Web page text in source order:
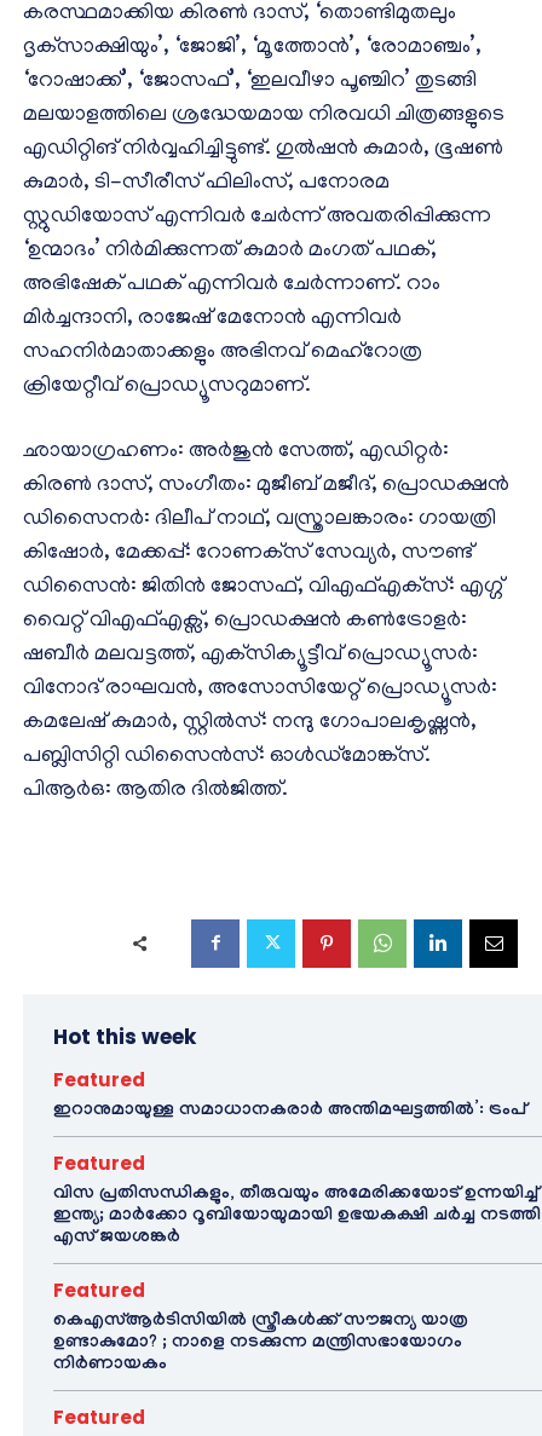
കരസ്ഥമാക്കിയ കിരൺ ദാസ്, ‘തൊണ്ടിമുതലും
ദൃക്‌സാക്ഷിയും’, ‘ജോജി’, ‘മൂത്തോൻ’, ‘രോമാഞ്ചം’,
‘റോഷാക്ക്’, ‘ജോസഫ്’, ‘ഇലവീഴാ പൂഞ്ചിറ’ തുടങ്ങി
മലയാളത്തിലെ ശ്രദ്ധേയമായ നിരവധി ചിത്രങ്ങളുടെ
എഡിറ്റിങ് നിർവ്വഹിച്ചിട്ടുണ്ട്. ഗുൽഷൻ കുമാർ, ഭൂഷൺ
കുമാർ, ടി-സീരീസ് ഫിലിംസ്, പനോരമ
സ്റ്റുഡിയോസ് എന്നിവർ ചേർന്ന് അവതരിപ്പിക്കുന്ന
‘ഉന്മാദം’ നിർമിക്കുന്നത് കുമാർ മംഗത് പഥക്,
അഭിഷേക് പഥക് എന്നിവർ ചേർന്നാണ്. റാം
മിർച്ചന്ദാനി, രാജേഷ് മേനോൻ എന്നിവർ
സഹനിർമാതാക്കളും അഭിനവ് മെഹ്‌റോത്ര
ക്രിയേറ്റീവ് പ്രൊഡ്യൂസറുമാണ്.
ഛായാഗ്രഹണം: അർജുൻ സേത്ത്, എഡിറ്റർ:
കിരൺ ദാസ്, സംഗീതം: മുജീബ് മജീദ്, പ്രൊഡക്ഷൻ
ഡിസൈനർ: ദിലീപ് നാഥ്, വസ്ത്രാലങ്കാരം: ഗായത്രി
കിഷോർ, മേക്കപ്പ്: റോണക്‌സ് സേവ്യർ, സൗണ്ട്
ഡിസൈൻ: ജിതിൻ ജോസഫ്, വിഎഫ്എക്‌സ്: എഗ്ഗ്
വൈറ്റ് വിഎഫ്എക്സ്, പ്രൊഡക്ഷൻ കൺട്രോളർ:
ഷബീർ മലവട്ടത്ത്, എക്‌സിക്യൂട്ടീവ് പ്രൊഡ്യൂസർ:
വിനോദ് രാഘവൻ, അസോസിയേറ്റ് പ്രൊഡ്യൂസർ:
കമലേഷ് കുമാർ, സ്റ്റിൽസ്: നന്ദു ഗോപാലകൃഷ്ണൻ,
പബ്ലിസിറ്റി ഡിസൈൻസ്: ഓൾഡ്‌മോങ്ക്സ്.
പിആർഒ: ആതിര ദിൽജിത്ത്.
Hot this week
Featured
ഇറാനുമായുള്ള സമാധാനകരാർ അന്തിമഘട്ടത്തിൽ‌’: ട്രംപ്
Featured
വിസ പ്രതിസന്ധികളും, തീരുവയും അമേരിക്കയോട് ഉന്നയിച്ച്
ഇന്ത്യ; മാർക്കോ റൂബിയോയുമായി ഉഭയകക്ഷി ചർച്ച നടത്തി
എസ് ജയശങ്കർ
Featured
കെഎസ്ആർടിസിയിൽ സ്ത്രീകൾക്ക് സൗജന്യ യാത്ര
ഉണ്ടാകുമോ? ; നാളെ നടക്കുന്ന മന്ത്രിസഭായോഗം
നിർണായകം
Featured